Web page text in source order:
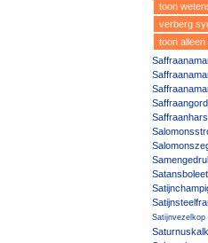
toon
verberg
toon
Satansboleet